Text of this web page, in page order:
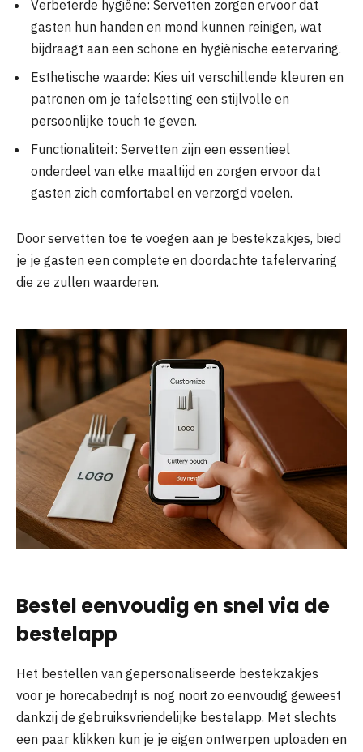
Verbeterde hygiëne: Servetten zorgen ervoor dat
gasten hun handen en mond kunnen reinigen, wat
bijdraagt aan een schone en hygiënische eetervaring.
Esthetische waarde: Kies uit verschillende kleuren en
patronen om je tafelsetting een stijlvolle en
persoonlijke touch te geven.
Functionaliteit: Servetten zijn een essentieel
onderdeel van elke maaltijd en zorgen ervoor dat
gasten zich comfortabel en verzorgd voelen.
Door servetten toe te voegen aan je bestekzakjes, bied
je je gasten een complete en doordachte tafelervaring
die ze zullen waarderen.
Bestel eenvoudig en snel via de
bestelapp
Het bestellen van gepersonaliseerde bestekzakjes
voor je horecabedrijf is nog nooit zo eenvoudig geweest
dankzij de gebruiksvriendelijke bestelapp. Met slechts
een paar klikken kun je je eigen ontwerpen uploaden en